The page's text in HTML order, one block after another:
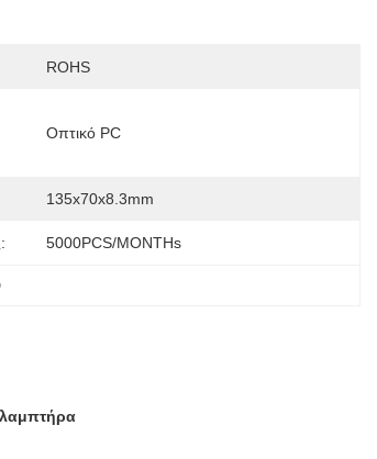
ROHS
Οπτικό PC
135x70x8.3mm
5000PCS/MONTHs